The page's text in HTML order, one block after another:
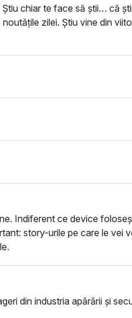
chiar te face să știi… că
zilei. Știu vine din
Indiferent ce device
story-urile pe care le vei
din industria apărării și